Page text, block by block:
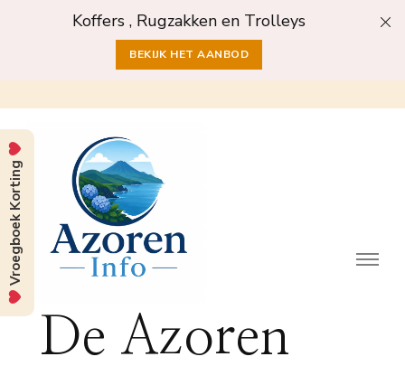
Koffers , Rugzakken en Trolleys
BEKIJK HET AANBOD
De Azoren
Vroegboek Korting